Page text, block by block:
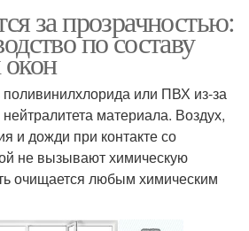
за прозрачностью:
по составу
или ПВХ из-за
материала. Воздух,
и дожди при контакте со
не вызывают химическую
очищается любым химическим